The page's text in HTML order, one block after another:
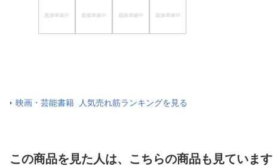
映画・芸能書籍 人気売れ筋ランキングを見る
この商品を見た人は、こちらの商品も見ています